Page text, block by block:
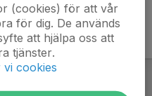
(cookies) för att vår
för dig. De används
att hjälpa oss att
tjänster.
vi cookies